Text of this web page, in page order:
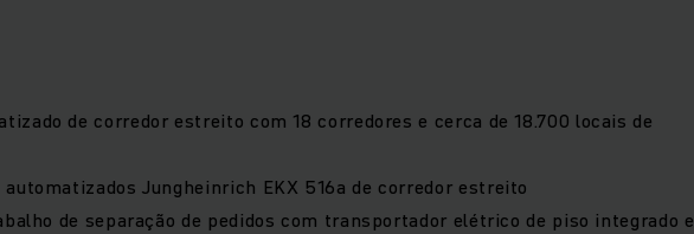
de corredor estreito com 18 corredores e cerca de 18.700 locais de
automatizados Jungheinrich EKX 516a de corredor estreito
de separação de pedidos com transportador elétrico de piso integrado e